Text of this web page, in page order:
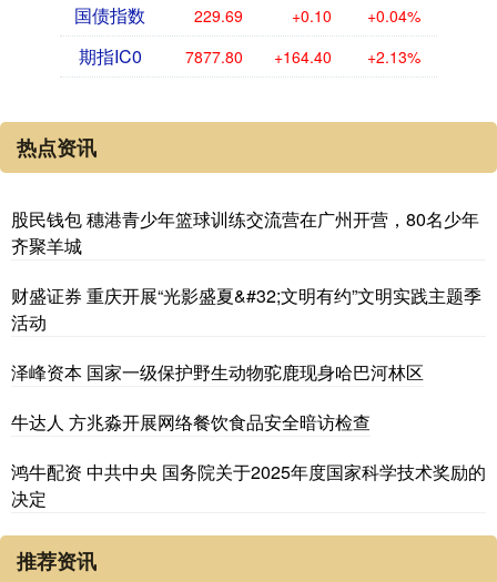
国债指数 229.69 +0.10 +0.04%
期指IC0 7877.80 +164.40 +2.13%
热点资讯
股民钱包 穗港青少年篮球训练交流营在广州开营，80名少年
齐聚羊城
财盛证券 重庆开展“光影盛夏&#32;文明有约”文明实践主题季
活动
泽峰资本 国家一级保护野生动物驼鹿现身哈巴河林区
牛达人 方兆淼开展网络餐饮食品安全暗访检查
鸿牛配资 中共中央 国务院关于2025年度国家科学技术奖励的
决定
推荐资讯